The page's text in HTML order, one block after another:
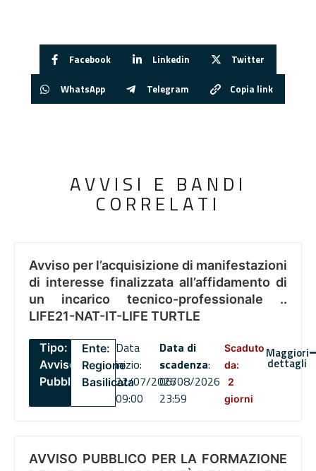
Facebook Linkedin Twitter
WhatsApp Telegram Copia link
AVVISI E BANDI
CORRELATI
Avviso per l’acquisizione di manifestazioni
di interesse finalizzata all’affidamento di
un incarico tecnico-professionale ..
LIFE21-NAT-IT-LIFE TURTLE
Tipo:
Avviso
Pubblico
Ente:
Regione
Basilicata
Data
inizio:
22/07/2026
09:00
Data di
scadenza:
06/08/2026
23:59
Scaduto
da:
2
giorni
Maggiori
dettagli
AVVISO PUBBLICO PER LA FORMAZIONE